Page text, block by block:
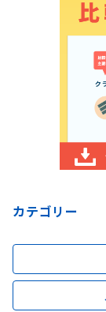
カテゴリー